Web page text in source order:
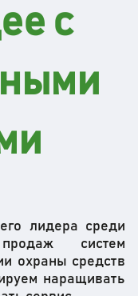
с
лидера среди
систем
охраны средств
наращивать